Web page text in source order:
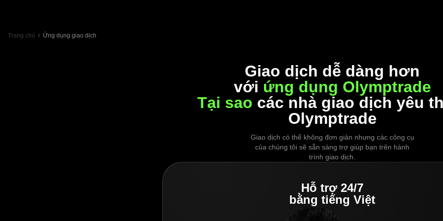
Trang chủ Ứng dụng giao dịch
Giao dịch dễ dàng hơn
với ứng dụng Olymptrade
Tại sao các nhà giao dịch yêu
Olymptrade
Giao dịch có thể không đơn giản nhưng các công cụ
của chúng tôi sẽ sẵn sàng trợ giúp bạn trên hành
trình giao dịch.
Hỗ trợ 24/7
bằng tiếng Việt